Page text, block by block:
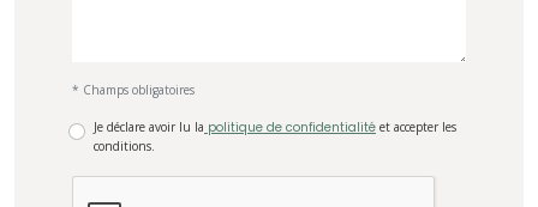
* Champs obligatoires
Je déclare avoir lu la politique de confidentialité et accepter les
conditions.